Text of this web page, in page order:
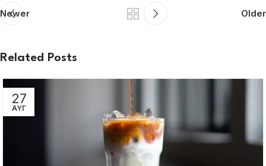
Newer Older
Related Posts
27
ΑΥΓ